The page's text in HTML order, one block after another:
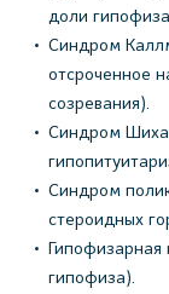
доли
Синдром
отсроченное
созревания).
Синдром
Синдром
стероидных
Гипофизарная
гипофиза).